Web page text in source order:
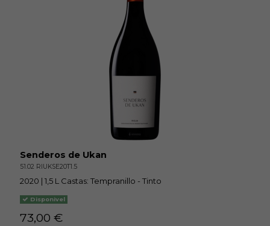
Senderos de Ukan
51.02 RIUKSE20T1.5
2020 | 1,5 L Castas: Tempranillo - Tinto
Disponivel
73,00 €